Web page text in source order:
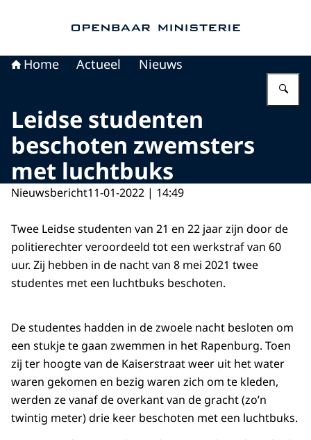
Home Actueel Nieuws
Leidse studenten
beschoten zwemsters
met luchtbuks
Nieuwsbericht11-01-2022 | 14:49
Twee Leidse studenten van 21 en 22 jaar zijn door de
politierechter veroordeeld tot een werkstraf van 60
uur. Zij hebben in de nacht van 8 mei 2021 twee
studentes met een luchtbuks beschoten.
De studentes hadden in de zwoele nacht besloten om
een stukje te gaan zwemmen in het Rapenburg. Toen
zij ter hoogte van de Kaiserstraat weer uit het water
waren gekomen en bezig waren zich om te kleden,
werden ze vanaf de overkant van de gracht (zo’n
twintig meter) drie keer beschoten met een luchtbuks.